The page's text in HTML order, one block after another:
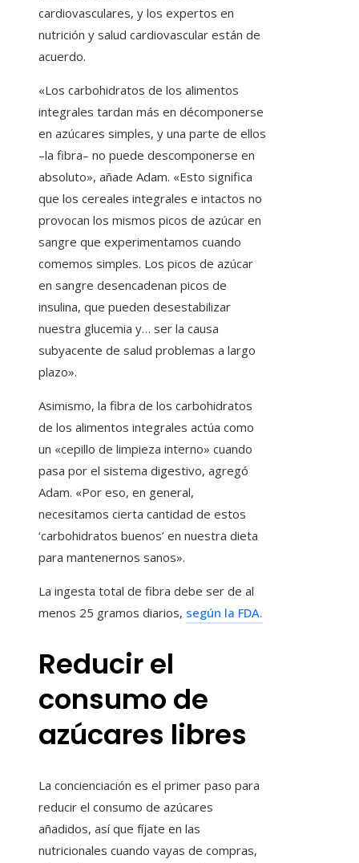
cardiovasculares, y los expertos en
nutrición y salud cardiovascular están de
acuerdo.
«Los carbohidratos de los alimentos
integrales tardan más en décomponerse
en azúcares simples, y una parte de ellos
–la fibra– no puede descomponerse en
absoluto», añade Adam. «Esto significa
que los cereales integrales e intactos no
provocan los mismos picos de azúcar en
sangre que experimentamos cuando
comemos simples. Los picos de azúcar
en sangre desencadenan picos de
insulina, que pueden desestabilizar
nuestra glucemia y… ser la causa
subyacente de salud problemas a largo
plazo».
Asimismo, la fibra de los carbohidratos
de los alimentos integrales actúa como
un «cepillo de limpieza interno» cuando
pasa por el sistema digestivo, agregó
Adam. «Por eso, en general,
necesitamos cierta cantidad de estos
‘carbohidratos buenos’ en nuestra dieta
para mantenernos sanos».
La ingesta total de fibra debe ser de al
menos 25 gramos diarios, según la FDA.
Reducir el
consumo de
azúcares libres
La concienciación es el primer paso para
reducir el consumo de azúcares
añadidos, así que fíjate en las
nutricionales cuando vayas de compras,